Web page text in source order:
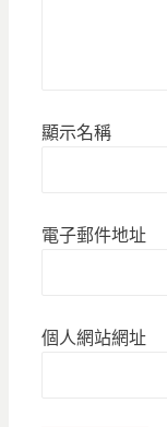
顯示名稱
電子郵件地址
個人網站網址